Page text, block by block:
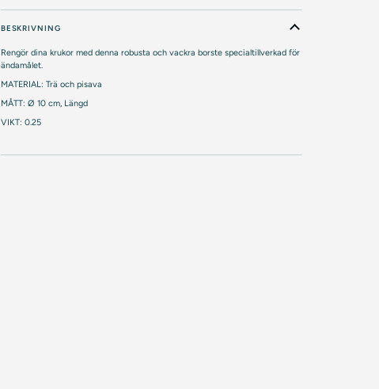
BESKRIVNING
Rengör dina krukor med denna robusta och vackra borste specialtillverkad för
ändamålet.
MATERIAL: Trä och pisava
MÅTT: Ø 10 cm, Längd
VIKT: 0.25